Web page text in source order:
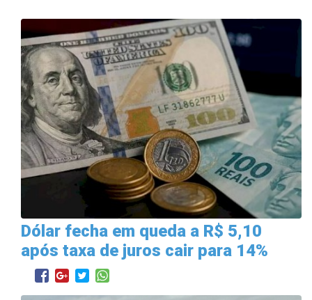
Dólar fecha em queda a R$ 5,10
após taxa de juros cair para 14%